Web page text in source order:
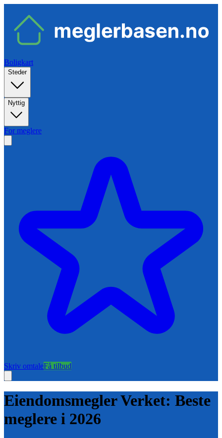
Boligkart
Steder
Nyttig
For meglere
Skriv omtaleFå tilbud
EiendomsmeglerVerket: Beste
meglere i 2026